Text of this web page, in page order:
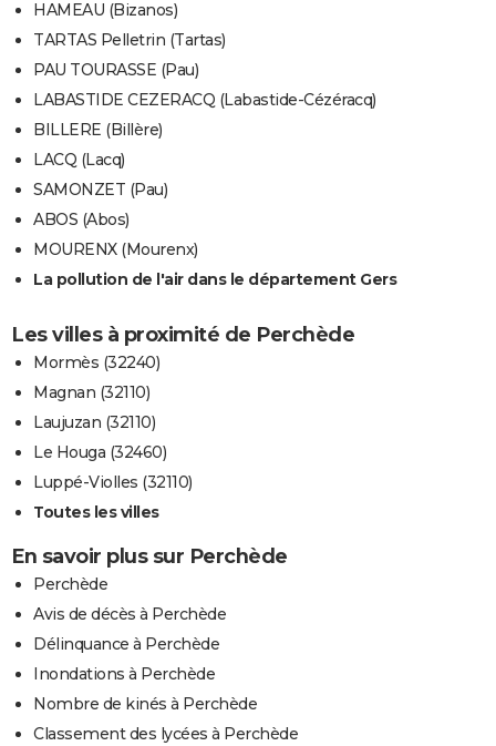
HAMEAU (Bizanos)
TARTAS Pelletrin (Tartas)
PAU TOURASSE (Pau)
LABASTIDE CEZERACQ (Labastide-Cézéracq)
BILLERE (Billère)
LACQ (Lacq)
SAMONZET (Pau)
ABOS (Abos)
MOURENX (Mourenx)
La pollution de l'air dans le département Gers
Les villes à proximité de Perchède
Mormès (32240)
Magnan (32110)
Laujuzan (32110)
Le Houga (32460)
Luppé-Violles (32110)
Toutes les villes
En savoir plus sur Perchède
Perchède
Avis de décès à Perchède
Délinquance à Perchède
Inondations à Perchède
Nombre de kinés à Perchède
Classement des lycées à Perchède